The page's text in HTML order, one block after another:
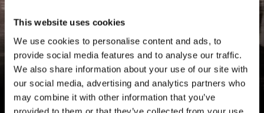
This website uses cookies
We use cookies to personalise content and ads, to
provide social media features and to analyse our traffic.
We also share information about your use of our site with
our social media, advertising and analytics partners who
may combine it with other information that you’ve
provided to them or that they’ve collected from your use
ALL FUN,NO FUSS
1700 山地车轮组：精选组件成就畅快骑行，免烦心。
点击了解